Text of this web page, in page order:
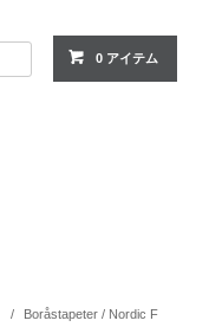
0 アイテム
/
Boråstapeter / Nordic F